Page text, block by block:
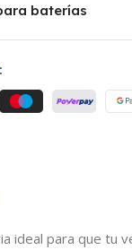
ideal para que tu
baterías